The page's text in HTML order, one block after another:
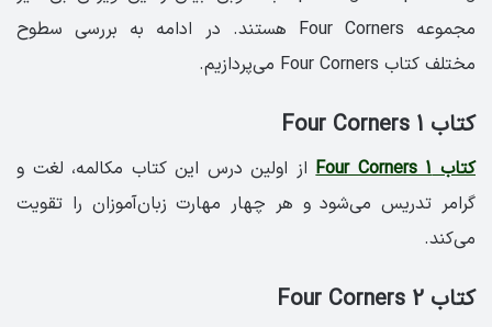
مجموعه Four Corners هستند. در ادامه به بررسی سطوح
مختلف کتاب Four Corners می‌پردازیم.
کتاب Four Corners 1
کتاب Four Corners 1
از اولین درس این کتاب مکالمه، لغت و
گرامر تدریس می‌شود و هر چهار مهارت زبان‌آموزان را تقویت
می‌کند.
کتاب Four Corners 2